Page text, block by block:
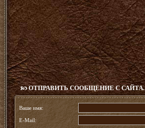
ОТПРАВИТЬ СООБЩЕНИЕ С САЙТА.
Ваше имя:
E-Mail: